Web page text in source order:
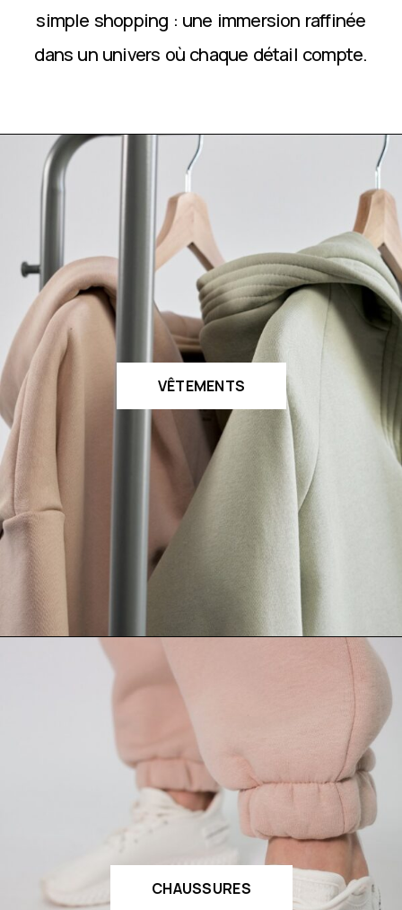
simple shopping : une immersion raffinée
dans un univers où chaque détail compte.
VÊTEMENTS
CHAUSSURES